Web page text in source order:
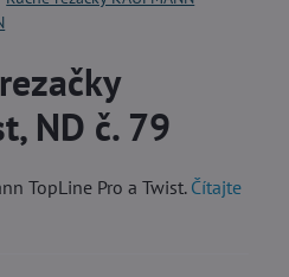
ND č. 79
TopLine Pro a Twist. Čítajte